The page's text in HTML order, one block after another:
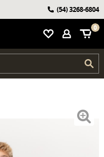
0
(54)3268-6804